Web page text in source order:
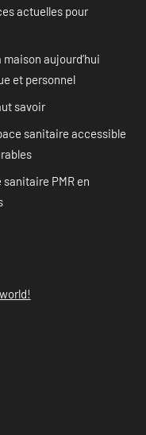
actuelles pour
aujourd’hui
et personnel
savoir
sanitaire accessible
PMR en